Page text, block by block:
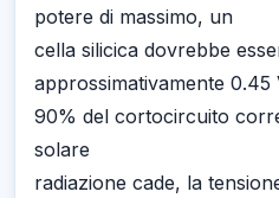
potere di massimo, un
cella silicica dovrebbe
approssimativamente 0.45
90% del cortocircuito
solare
radiazione cade, la